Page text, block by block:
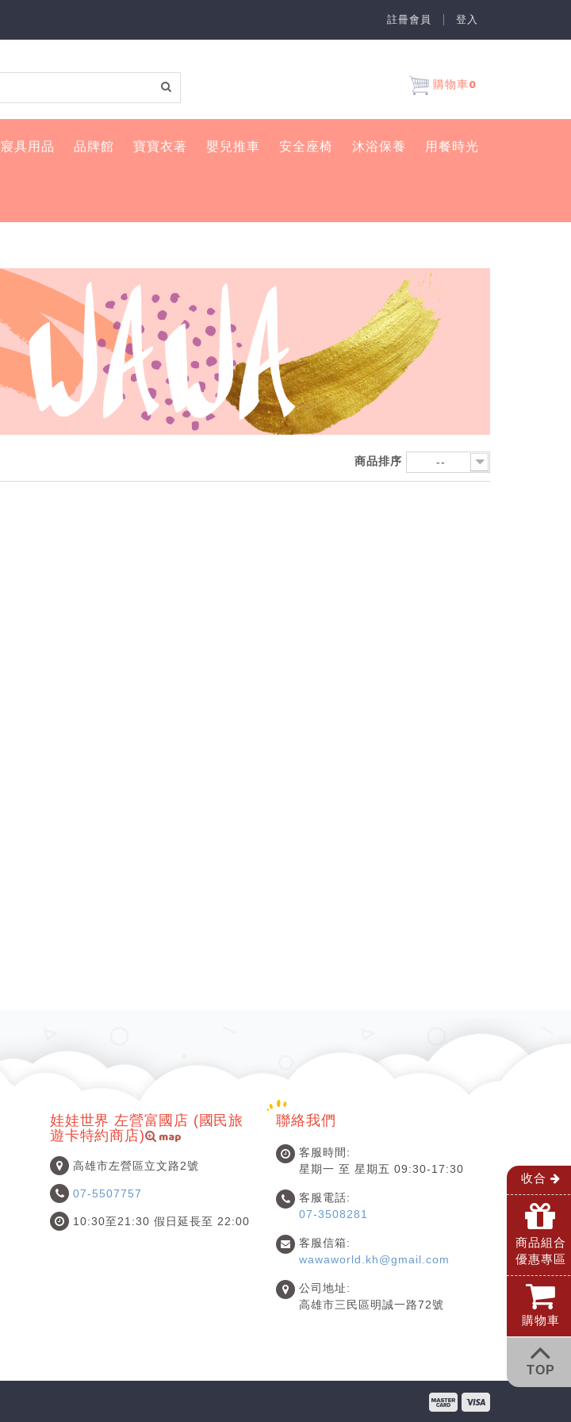
註冊會員 登入
購物車0
寢具用品 品牌館 寶寶衣著 嬰兒推車 安全座椅 沐浴保養 用餐時光
商品排序 --
娃娃世界 左營富國店 (國民旅
遊卡特約商店)
map
高雄市左營區立文路2號
07-5507757
10:30至21:30 假日延長至 22:00
聯絡我們
客服時間:
星期一 至 星期五 09:30-17:30
客服電話:
07-3508281
客服信箱:
wawaworld.kh@gmail.com
公司地址:
高雄市三民區明誠一路72號
收合
商品組合
優惠專區
購物車
TOP